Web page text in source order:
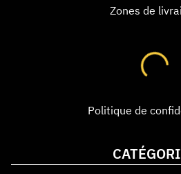
Zones de
Politique de